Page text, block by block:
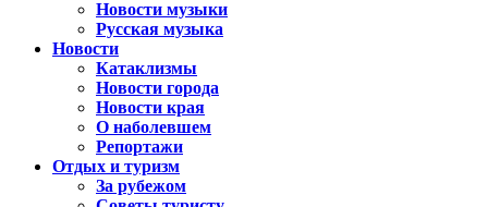
Новости музыки
Русская музыка
Новости
Катаклизмы
Новости города
Новости края
О наболевшем
Репортажи
Отдых и туризм
За рубежом